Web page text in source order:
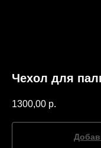
Чехол для
1300,00 р.